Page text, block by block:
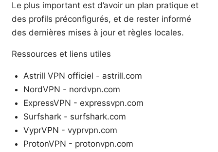
Le plus important est d’avoir un plan pratique et
des profils préconfigurés, et de rester informé
des dernières mises à jour et règles locales.
Ressources et liens utiles
Astrill VPN officiel - astrill.com
NordVPN - nordvpn.com
ExpressVPN - expressvpn.com
Surfshark - surfshark.com
VyprVPN - vyprvpn.com
ProtonVPN - protonvpn.com